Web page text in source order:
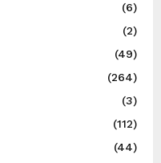
(6)
(2)
(49)
(264)
(3)
(112)
(44)